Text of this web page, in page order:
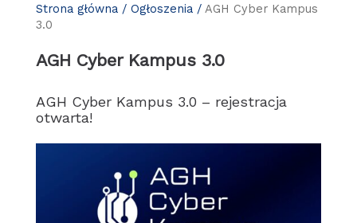
Strona główna/ Ogłoszenia/ AGH Cyber Kampus
3.0
AGH Cyber Kampus 3.0
AGH Cyber Kampus 3.0 – rejestracja
otwarta!